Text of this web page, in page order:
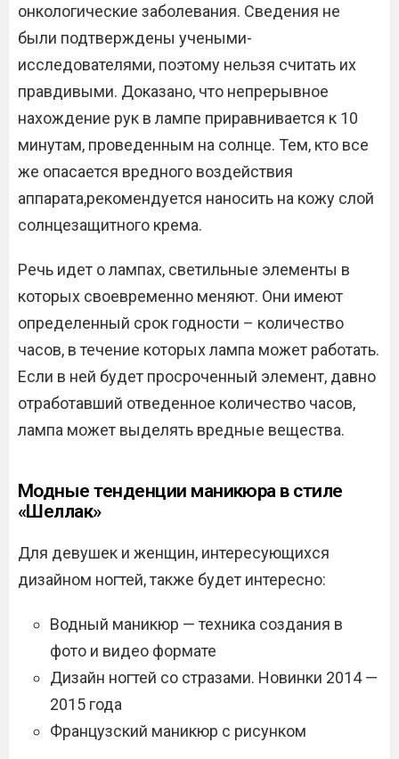
онкологические заболевания. Сведения не
были подтверждены учеными-
исследователями, поэтому нельзя считать их
правдивыми. Доказано, что непрерывное
нахождение рук в лампе приравнивается к 10
минутам, проведенным на солнце. Тем, кто все
же опасается вредного воздействия
аппарата,рекомендуется наносить на кожу слой
солнцезащитного крема.
Речь идет о лампах, светильные элементы в
которых своевременно меняют. Они имеют
определенный срок годности – количество
часов, в течение которых лампа может работать.
Если в ней будет просроченный элемент, давно
отработавший отведенное количество часов,
лампа может выделять вредные вещества.
Модные тенденции маникюра в стиле
«Шеллак»
Для девушек и женщин, интересующихся
дизайном ногтей, также будет интересно:
Водный маникюр — техника создания в
фото и видео формате
Дизайн ногтей со стразами. Новинки 2014 —
2015 года
Французский маникюр с рисунком